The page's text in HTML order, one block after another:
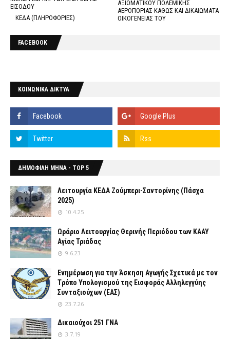
ΑΞΙΩΜΑΤΙΚΟΥ ΠΟΛΕΜΙΚΗΣ
ΑΕΡΟΠΟΡΙΑΣ ΚΑΘΩΣ ΚΑΙ ΔΙΚΑΙΩΜΑΤΑ
ΟΙΚΟΓΕΝΕΙΑΣ ΤΟΥ
ΕΙΣΟΔΟΥ
ΚΕΔΑ (ΠΛΗΡΟΦΟΡΙΕΣ)
FACEBOOK
ΚΟΙΝΩΝΙΚΑ ΔΙΚΤΥΑ
ΔΗΜΟΦΙΛΗ ΜΗΝΑ - TOP 5
Λειτουργία ΚΕΔΑ Ζούμπερι-Σαντορίνης (Πάσχα
2025)
10.4.25
Ωράριο Λειτουργίας Θερινής Περιόδου των ΚΑΑΥ
Αγίας Τριάδας
9.6.23
Ενημέρωση για την Άσκηση Αγωγής Σχετικά με τον
Tρόπο Yπολογισμού της Εισφοράς Αλληλεγγύης
Συνταξιούχων (ΕΑΣ)
23.7.26
Δικαιούχοι 251 ΓΝΑ
3.7.19